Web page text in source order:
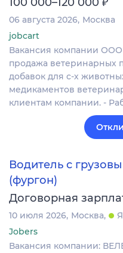
06 августа 2026 Москва
jobcart
Вакансия компании
продажа ветеринарных
добавок для с-х
медикаментов
клиентам компании. -
Водитель с
(фургон)
Договорная
10 июля 2026 Москва
Jobers
Вакансия компании: